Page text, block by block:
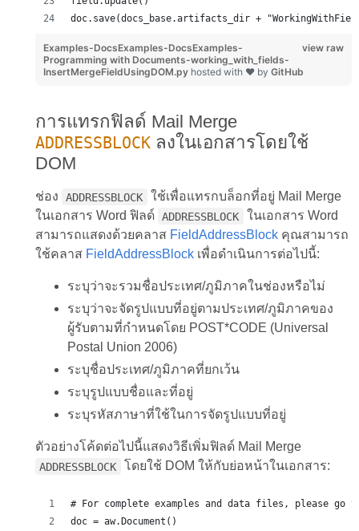
doc.save(docs_base.artifacts_dir +
view raw
Examples-DocsExamples-DocsExamples-
Programming with Documents-working_with_fields-
InsertMergeFieldUsingDOM.py hosted with ❤ by GitHub
การแทรกฟิลด์ Mail Merge
ADDRESSBLOCKลงในเอกสารโดยใช้
DOM
ช่อง ADDRESSBLOCK
ใช้เพื่อแทรกบล็อกที่อยู่ Mail Merge
ในเอกสาร Word ฟิลด์ ADDRESSBLOCK
ในเอกสาร Word
สามารถแสดงด้วยคลาส FieldAddressBlockคุณสามารถ
ใช้คลาส FieldAddressBlockเพื่อดำเนินการต่อไปนี้:
ระบุว่าจะรวมชื่อประเทศ/ภูมิภาคในช่องหรือไม่
ระบุว่าจะจัดรูปแบบที่อยู่ตามประเทศ/ภูมิภาคของ
ผู้รับตามที่กำหนดโดย POST*CODE (Universal
Postal Union 2006)
ระบุชื่อประเทศ/ภูมิภาคที่ยกเว้น
ระบุรูปแบบชื่อและที่อยู่
ระบุรหัสภาษาที่ใช้ในการจัดรูปแบบที่อยู่
ตัวอย่างโค้ดต่อไปนี้แสดงวิธีเพิ่มฟิลด์ Mail Merge
ADDRESSBLOCK โดยใช้ DOM ให้กับย่อหน้าในเอกสาร:
# For complete examples and data files, please go
doc = aw.Document()